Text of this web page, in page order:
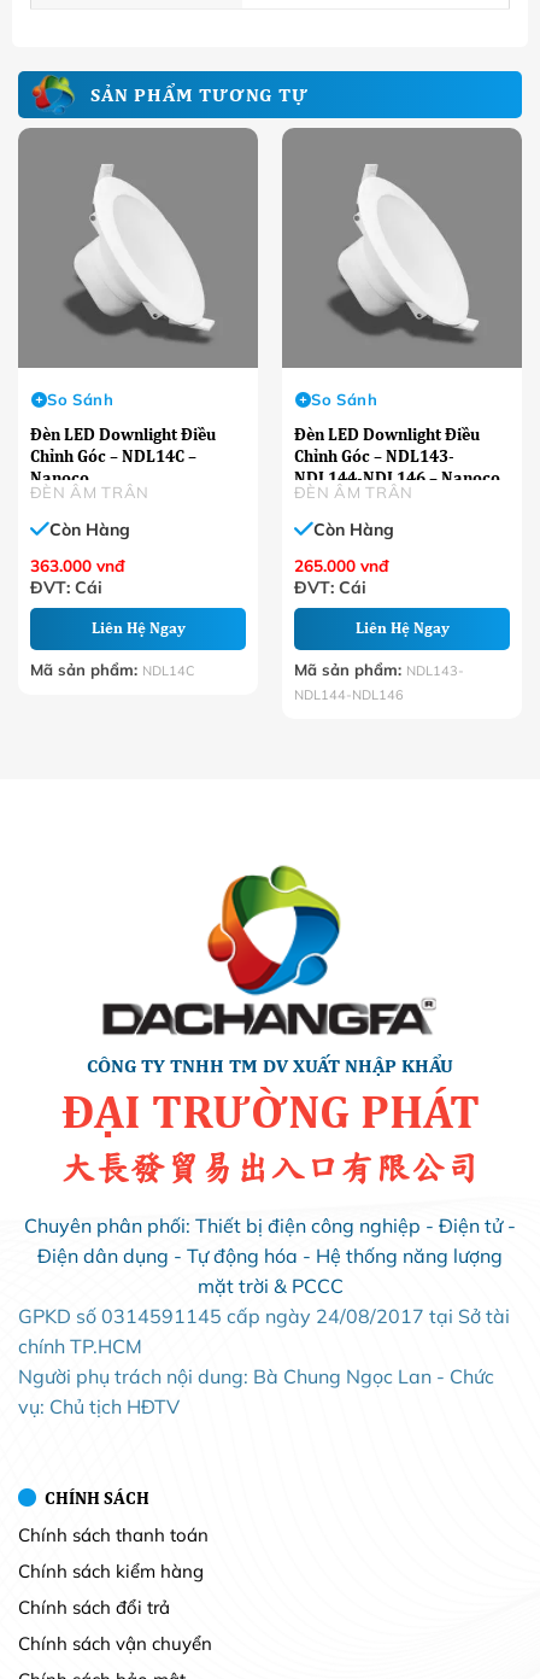
SẢN PHẨM TƯƠNG TỰ
ĐÈN ÂM TRÂN
Đèn LED Downlight Điều
Chỉnh Góc – NDL14C –
Nanoco
So Sánh
Còn Hàng
363.000 vnđ
ĐVT: Cái
Liên Hệ Ngay
Mã sản phẩm: NDL14C
ĐÈN ÂM TRÂN
Đèn LED Downlight Điều
Chỉnh Góc – NDL143-
NDL144-NDL146 – Nanoco
So Sánh
Còn Hàng
265.000 vnđ
ĐVT: Cái
Liên Hệ Ngay
Mã sản phẩm: NDL143-
NDL144-NDL146
CÔNG TY TNHH TM DV XUẤT NHẬP KHẨU
ĐẠI TRƯỜNG PHÁT
大長發貿易出入口有限公司
Chuyên phân phối: Thiết bị điện công nghiệp - Điện tử -
Điện dân dụng - Tự động hóa - Hệ thống năng lượng
mặt trời & PCCC
GPKD số 0314591145 cấp ngày 24/08/2017 tại Sở tài
chính TP.HCM
Người phụ trách nội dung: Bà Chung Ngọc Lan - Chức
vụ: Chủ tịch HĐTV
CHÍNH SÁCH
Chính sách thanh toán
Chính sách kiểm hàng
Chính sách đổi trả
Chính sách vận chuyển